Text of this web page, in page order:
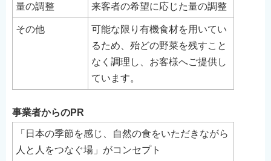
量の調整 来客者の希望に応じた量の調整
その他
可能な限り有機食材を用いてい
るため、殆どの野菜を残すこと
なく調理し、お客様へご提供し
ています。
事業者からのPR
「日本の季節を感じ、自然の食をいただきながら
人と人をつなぐ場」がコンセプト